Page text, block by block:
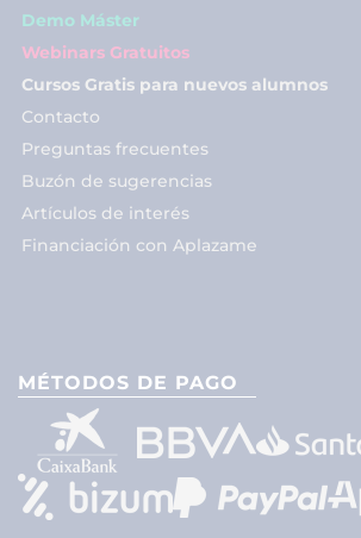
Demo Máster
Webinars Gratuitos
Cursos Gratis para nuevos alumnos
Contacto
Preguntas frecuentes
Buzón de sugerencias
Artículos de interés
Financiación con Aplazame
MÉTODOS DE PAGO